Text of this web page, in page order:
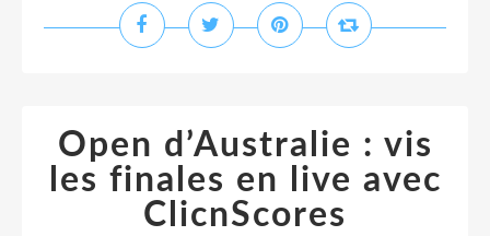
Open d’Australie : vis
les finales en live avec
ClicnScores